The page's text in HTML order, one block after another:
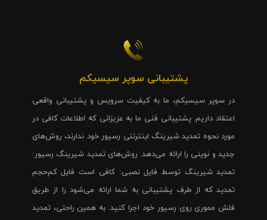
پشتیبانی سوپر سیسیکم
در سوپر سیسیکم، ما به کیفیت سرویس و پشتیبانی واقعی
اعتقاد داریم. پشتیبانی فنی ما به عزیزانی که اطلاعات کافی در
مورد نحوه تمدید شیرینگ اینترنتی رسیور خود ندارند، روش‌های
جدید و نوینی را ارائه می‌دهد. روش‌های تمدید شیرینگ رسیور:
تمدید شیرینگ توسط فایل نصبی: کافی است فایل کم‌حجم
تمدید که از طرف پشتیبانی به شما ارائه می‌شود را از طریق
فلش مموری روی رسیور خود اجرا کنید. به همین راحتی، تمدید